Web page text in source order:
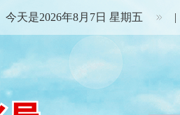
今天是2026年8月7日 星期五